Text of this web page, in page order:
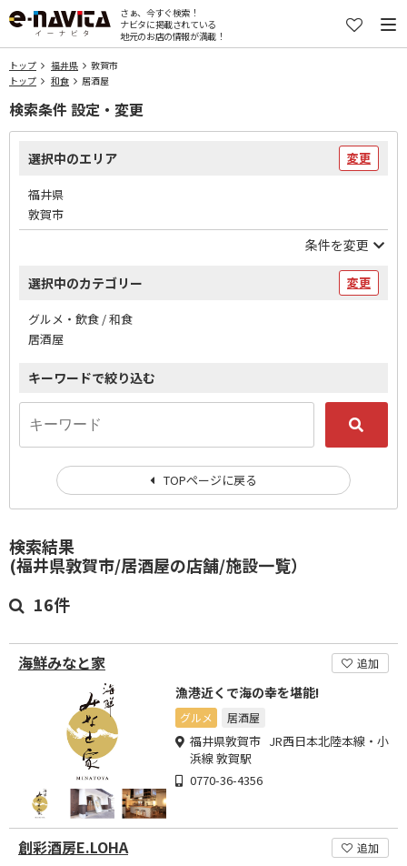
さぁ、今すぐ検索！
ナビタに掲載されている
地元のお店の情報が満載！
トップ 福井県
敦賀市
トップ
和食 居酒屋
検索結果
(福井県敦賀市/居酒屋の店舗/施設一覧）
16件
海鮮みなと家 追加
漁港近くで海の幸を堪能!
グルメ 居酒屋
福井県敦賀市 JR西日本北陸本線・小
浜線 敦賀駅
0770-36-4356
創彩酒房E.LOHA 追加
検索条件 設定・変更
選択中のエリア 変更
福井県
敦賀市
条件を変更
選択中のカテゴリー 変更
グルメ・飲食 / 和食
居酒屋
キーワードで絞り込む
TOPページに戻る